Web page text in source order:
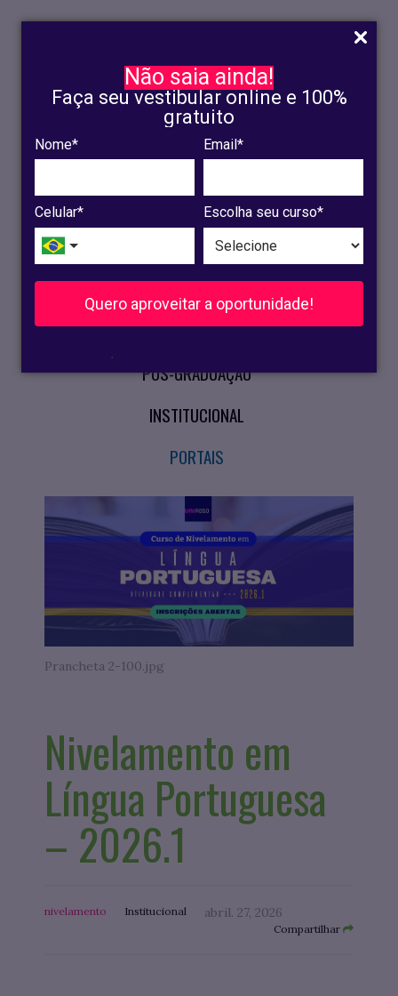
Não saia ainda!
Faça seu vestibular online e 100%
gratuito
Nome* Email*
Celular* Escolha seu curso*
Quero aproveitar a oportunidade!
.
INSCRIÇÃO
OLINDA
RECIFE
VESTIBULAR
CURSOS PRESENCIAIS
PÓS-GRADUAÇÃO
INSTITUCIONAL
PORTAIS
Prancheta 2-100.jpg
Nivelamento em
Língua Portuguesa
– 2026.1
nivelamento Institucional abril. 27, 2026
Compartilhar